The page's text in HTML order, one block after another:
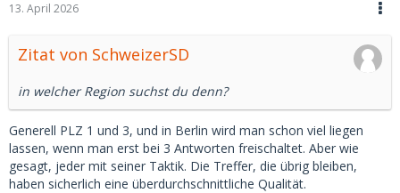
13. April 2026
Zitat von SchweizerSD
in welcher Region suchst du denn?
Generell PLZ 1 und 3, und in Berlin wird man schon viel liegen
lassen, wenn man erst bei 3 Antworten freischaltet. Aber wie
gesagt, jeder mit seiner Taktik. Die Treffer, die übrig bleiben,
haben sicherlich eine überdurchschnittliche Qualität.